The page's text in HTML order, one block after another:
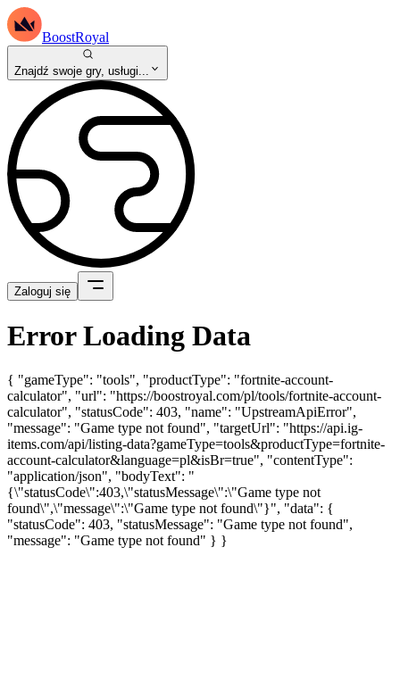
BoostRoyal
Znajdź swoje gry, usługi...
Zaloguj się
Error Loading Data
{ "gameType": "tools", "productType": "fortnite-account-
calculator", "url": "https://boostroyal.com/pl/tools/fortnite-account-
calculator", "statusCode": 403, "name": "UpstreamApiError",
"message": "Game type not found", "targetUrl": "https://api.ig-
items.com/api/listing-data?gameType=tools&productType=fortnite-
account-calculator&language=pl&isBr=true", "contentType":
"application/json", "bodyText": "
{\"statusCode\":403,\"statusMessage\":\"Game type not
found\",\"message\":\"Game type not found\"}", "data": {
"statusCode": 403, "statusMessage": "Game type not found",
"message": "Game type not found" } }